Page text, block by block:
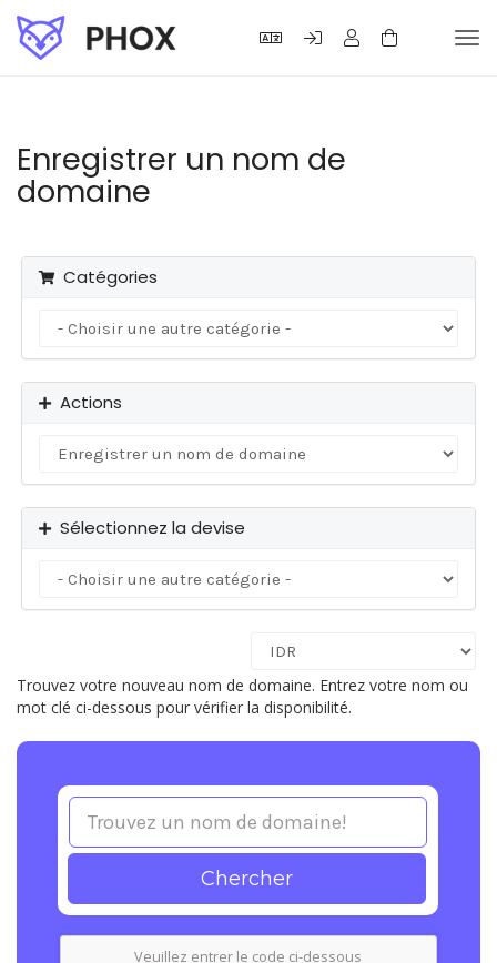
Enregistrer un nom de
domaine
Catégories
Actions
Sélectionnez la devise
Trouvez votre nouveau nom de domaine. Entrez votre nom ou
mot clé ci-dessous pour vérifier la disponibilité.
Chercher
Veuillez entrer le code ci-dessous